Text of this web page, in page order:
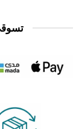
تسوقي